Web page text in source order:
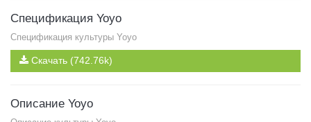
Спецификация Yoyo
Спецификация культуры Yoyo
Скачать (742.76k)
Описание Yoyo